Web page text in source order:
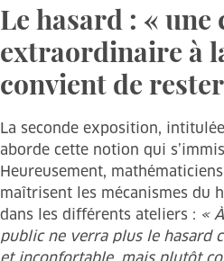
Le hasard : « une
extraordinaire à
convient de
La seconde exposition,
aborde cette notion qui
Heureusement,
maîtrisent les mécanismes du
dans les différents ateliers : «
public ne verra plus le hasard